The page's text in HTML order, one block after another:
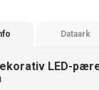
Dataark
LED-